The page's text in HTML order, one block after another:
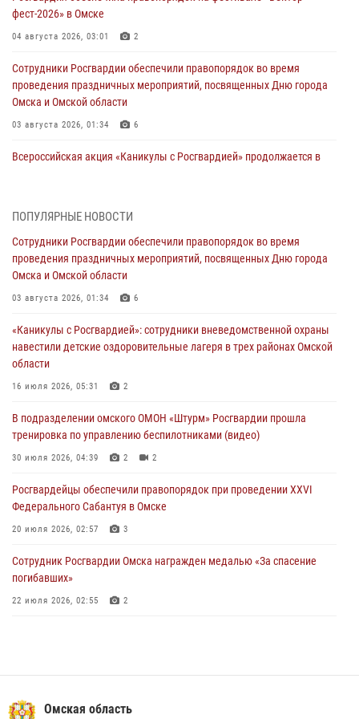
фест-2026» в Омске
04 августа 2026, 03:01 2
Сотрудники Росгвардии обеспечили правопорядок во время
проведения праздничных мероприятий, посвященных Дню города
Омска и Омской области
03 августа 2026, 01:34 6
Всероссийская акция «Каникулы с Росгвардией» продолжается в
тренировка по управлению беспилотниками (видео)
30 июля 2026, 04:39 2
Росгвардия обеспечила безопасность уникального передвижного
29 июля 2026, 01:49
Росгвардейцы приняли участие в крестном ходе в День крещения
Руси в Омске
При содействии спецназа Росгвардии пресечены нарушения
миграционного законодательства в Омске (видео)
ПОПУЛЯРНЫЕ НОВОСТИ
Сотрудники Росгвардии обеспечили правопорядок во время
проведения праздничных мероприятий, посвященных Дню города
Омска и Омской области
03 августа 2026, 01:34 6
«Каникулы с Росгвардией»: сотрудники вневедомственной охраны
навестили детские оздоровительные лагеря в трех районах Омской
области
16 июля 2026, 05:31 2
В подразделении омского ОМОН «Штурм» Росгвардии прошла
тренировка по управлению беспилотниками (видео)
30 июля 2026, 04:39 2 2
Росгвардейцы обеcпечили правопорядок при проведении XXVI
Федерального Сабантуя в Омске
20 июля 2026, 02:57 3
Сотрудник Росгвардии Омска награжден медалью «За спасение
погибавших»
22 июля 2026, 02:55 2
Росгвардейцы приняли участие в крестном ходе в День крещения
Омская область